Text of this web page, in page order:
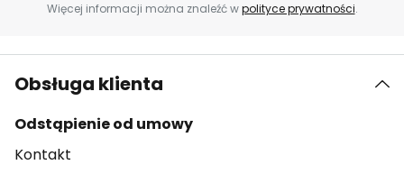
Więcej informacji można znaleźć wpolityce prywatności.
Obsługa klienta
Odstąpienie od umowy
Kontakt